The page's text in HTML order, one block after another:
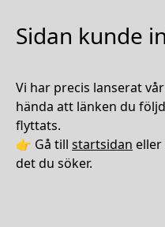
Sidan kunde
Vi har precis lanserat
hända att länken du
flyttats.
👉 Gå till startsidan
det du söker.